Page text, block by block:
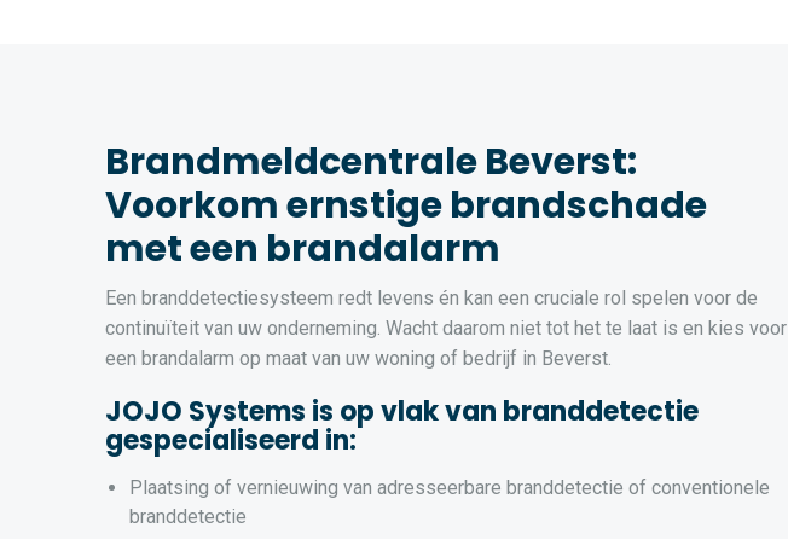
Brandmeldcentrale Beverst:
Voorkom ernstige brandschade
met een brandalarm
Een branddetectiesysteem redt levens én kan een cruciale rol spelen voor de
continuïteit van uw onderneming. Wacht daarom niet tot het te laat is en kies voor
een brandalarm op maat van uw woning of bedrijf in Beverst.
JOJO Systems is op vlak van branddetectie
gespecialiseerd in:
Plaatsing of vernieuwing van adresseerbare branddetectie of conventionele
branddetectie